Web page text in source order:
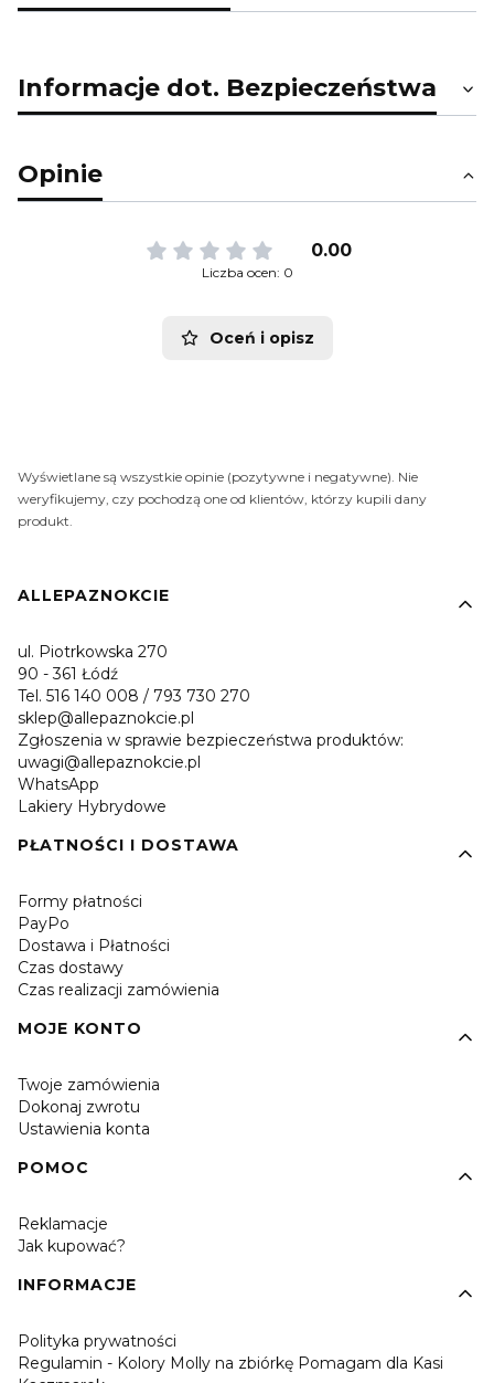
Informacje dot. Bezpieczeństwa
Opinie
0.00
Liczba ocen: 0
Oceń i opisz
Wyświetlane są wszystkie opinie (pozytywne i negatywne). Nie
weryfikujemy, czy pochodzą one od klientów, którzy kupili dany
produkt.
Linki w stopce
ALLEPAZNOKCIE
ul. Piotrkowska 270
90 - 361 Łódź
Tel. 516 140 008 / 793 730 270
sklep@allepaznokcie.pl
Zgłoszenia w sprawie bezpieczeństwa produktów:
uwagi@allepaznokcie.pl
WhatsApp
Lakiery Hybrydowe
PŁATNOŚCI I DOSTAWA
Formy płatności
PayPo
Dostawa i Płatności
Czas dostawy
Czas realizacji zamówienia
MOJE KONTO
Twoje zamówienia
Dokonaj zwrotu
Ustawienia konta
POMOC
Reklamacje
Jak kupować?
INFORMACJE
Polityka prywatności
Regulamin - Kolory Molly na zbiórkę Pomagam dla Kasi